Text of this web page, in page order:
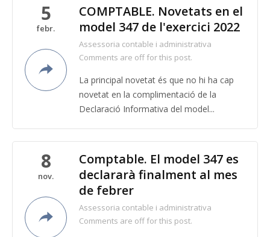
5
febr.
COMPTABLE. Novetats en el
model 347 de l'exercici 2022
Assessoria contable i administrativa
Comments are off for this post.
La principal novetat és que no hi ha cap
novetat en la complimentació de la
Declaració Informativa del model...
8
nov.
Comptable. El model 347 es
declararà finalment al mes
de febrer
Assessoria contable i administrativa
Comments are off for this post.